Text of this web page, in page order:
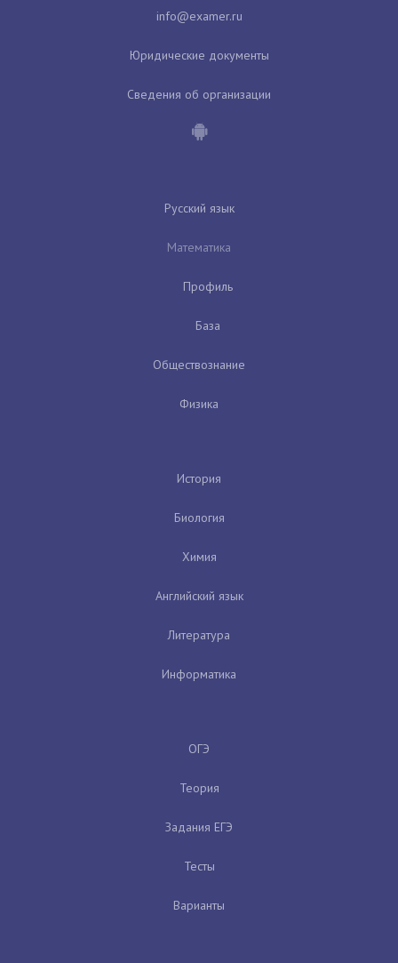
Юридические документы
Сведения об организации
Русский язык
Математика
Профиль
База
Обществознание
Физика
История
Биология
Химия
Английский язык
Литература
Информатика
ОГЭ
Теория
Задания ЕГЭ
Тесты
Варианты